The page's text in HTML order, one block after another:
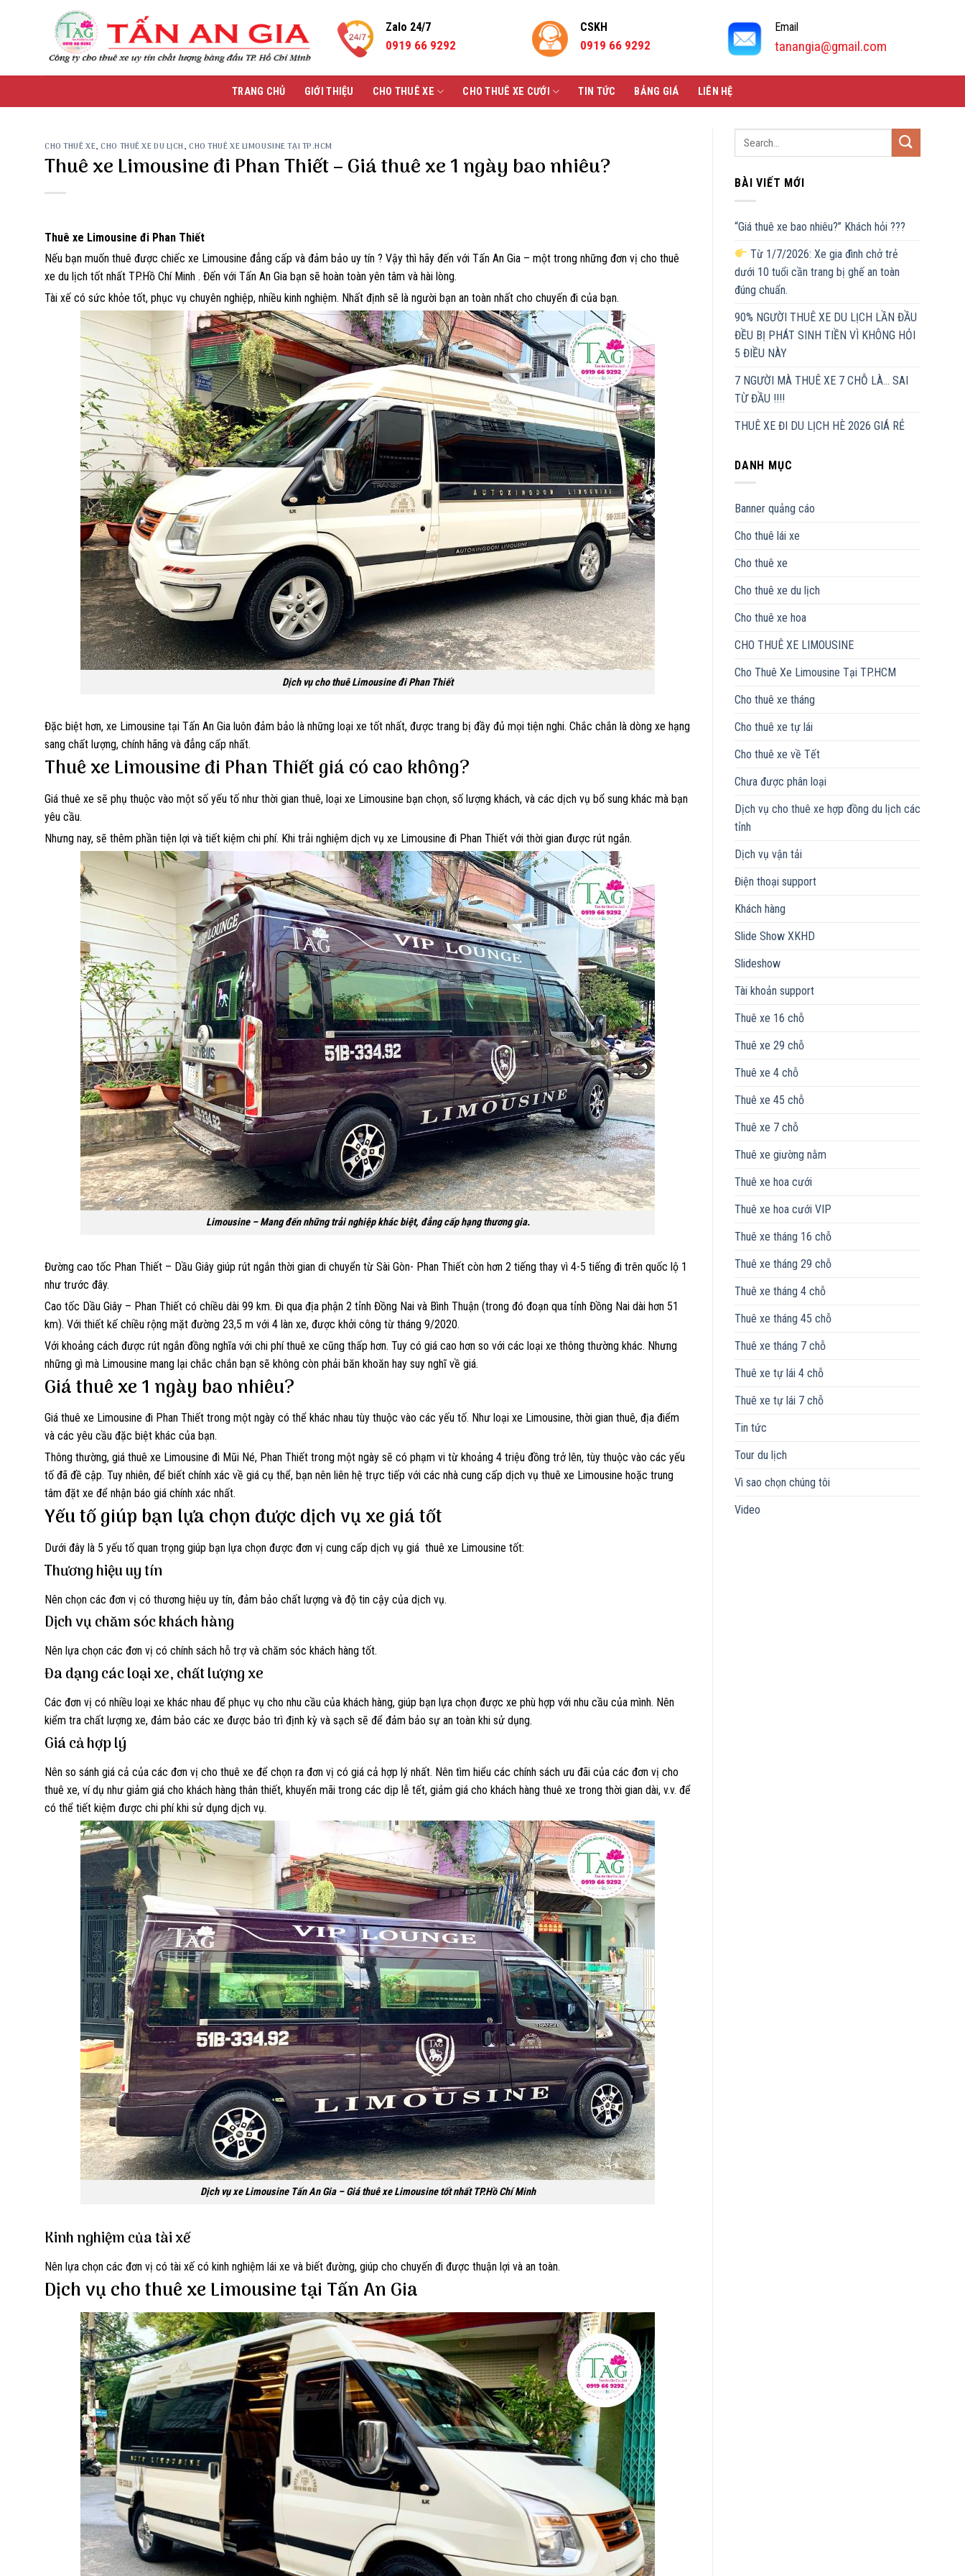
Zalo 24/7
0919 66 9292
CSKH
0919 66 9292
Email
tanangia@gmail.com
TRANG CHỦ GIỚI THIỆU CHO THUÊ XE CHO THUÊ XE CƯỚI TIN TỨC BẢNG GIÁ LIÊN HỆ
CHO THUÊ XE,CHO THUÊ XE DU LỊCH,CHO THUÊ XE LIMOUSINE TẠI TP.HCM
Thuê xe Limousine đi Phan Thiết – Giá thuê xe 1 ngày bao nhiêu?
Thuê xe Limousine đi Phan Thiết
Nếu bạn muốn thuê được chiếc xe Limousine đẳng cấp và đảm bảo uy tín ? Vậy thì hãy đến với Tấn An Gia – một trong những đơn vị cho thuê
xe du lịch tốt nhất TP.Hồ Chí Minh . Đến với Tấn An Gia bạn sẽ hoàn toàn yên tâm và hài lòng.
Tài xế có sức khỏe tốt, phục vụ chuyên nghiệp, nhiều kinh nghiệm. Nhất định sẽ là người bạn an toàn nhất cho chuyến đi của bạn.
Dịch vụ cho thuê Limousine đi Phan Thiết
Đặc biệt hơn, xe Limousine tại Tấn An Gia luôn đảm bảo là những loại xe tốt nhất, được trang bị đầy đủ mọi tiện nghi. Chắc chắn là dòng xe hạng
sang chất lượng, chính hãng và đẳng cấp nhất.
Thuê xe Limousine đi Phan Thiết giá có cao không?
Giá thuê xe sẽ phụ thuộc vào một số yếu tố như thời gian thuê, loại xe Limousine bạn chọn, số lượng khách, và các dịch vụ bổ sung khác mà bạn
yêu cầu.
Nhưng nay, sẽ thêm phần tiện lợi và tiết kiệm chi phí. Khi trải nghiệm dịch vụ xe Limousine đi Phan Thiết với thời gian được rút ngắn.
Limousine – Mang đến những trải nghiệp khác biệt, đẳng cấp hạng thương gia.
Đường cao tốc Phan Thiết – Dầu Giây giúp rút ngắn thời gian di chuyển từ Sài Gòn- Phan Thiết còn hơn 2 tiếng thay vì 4-5 tiếng đi trên quốc lộ 1
như trước đây.
Cao tốc Dầu Giây – Phan Thiết có chiều dài 99 km. Đi qua địa phận 2 tỉnh Đồng Nai và Bình Thuận (trong đó đoạn qua tỉnh Đồng Nai dài hơn 51
km). Với thiết kế chiều rộng mặt đường 23,5 m với 4 làn xe, được khởi công từ tháng 9/2020.
Với khoảng cách được rút ngắn đồng nghĩa với chi phí thuê xe cũng thấp hơn. Tuy có giá cao hơn so với các loại xe thông thường khác. Nhưng
những gì mà Limousine mang lại chắc chắn bạn sẽ không còn phải băn khoăn hay suy nghĩ về giá.
Giá thuê xe 1 ngày bao nhiêu?
Giá thuê xe Limousine đi Phan Thiết trong một ngày có thể khác nhau tùy thuộc vào các yếu tố. Như loại xe Limousine, thời gian thuê, địa điểm
và các yêu cầu đặc biệt khác của bạn.
Thông thường, giá thuê xe Limousine đi Mũi Né, Phan Thiết trong một ngày sẽ có phạm vi từ khoảng 4 triệu đồng trở lên, tùy thuộc vào các yếu
tố đã đề cập. Tuy nhiên, để biết chính xác về giá cụ thể, bạn nên liên hệ trực tiếp với các nhà cung cấp dịch vụ thuê xe Limousine hoặc trung
tâm đặt xe để nhận báo giá chính xác nhất.
Yếu tố giúp bạn lựa chọn được dịch vụ xe giá tốt
Dưới đây là 5 yếu tố quan trọng giúp bạn lựa chọn được đơn vị cung cấp dịch vụ giá thuê xe Limousine tốt:
Thương hiệu uy tín
Nên chọn các đơn vị có thương hiệu uy tín, đảm bảo chất lượng và độ tin cậy của dịch vụ.
Dịch vụ chăm sóc khách hàng
Nên lựa chọn các đơn vị có chính sách hỗ trợ và chăm sóc khách hàng tốt.
Đa dạng các loại xe, chất lượng xe
Các đơn vị có nhiều loại xe khác nhau để phục vụ cho nhu cầu của khách hàng, giúp bạn lựa chọn được xe phù hợp với nhu cầu của mình. Nên
kiểm tra chất lượng xe, đảm bảo các xe được bảo trì định kỳ và sạch sẽ để đảm bảo sự an toàn khi sử dụng.
Giá cả hợp lý
Nên so sánh giá cả của các đơn vị cho thuê xe để chọn ra đơn vị có giá cả hợp lý nhất. Nên tìm hiểu các chính sách ưu đãi của các đơn vị cho
thuê xe, ví dụ như giảm giá cho khách hàng thân thiết, khuyến mãi trong các dịp lễ tết, giảm giá cho khách hàng thuê xe trong thời gian dài, v.v. để
có thể tiết kiệm được chi phí khi sử dụng dịch vụ.
Dịch vụ xe Limousine Tấn An Gia – Giá thuê xe Limousine tốt nhất TP.Hồ Chí Minh
Kinh nghiệm của tài xế
Nên lựa chọn các đơn vị có tài xế có kinh nghiệm lái xe và biết đường, giúp cho chuyến đi được thuận lợi và an toàn.
Dịch vụ cho thuê xe Limousine tại Tấn An Gia
BÀI VIẾT MỚI
“Giá thuê xe bao nhiêu?” Khách hỏi ???
Từ 1/7/2026: Xe gia đình chở trẻ
dưới 10 tuổi cần trang bị ghế an toàn
đúng chuẩn.
90% NGƯỜI THUÊ XE DU LỊCH LẦN ĐẦU
ĐỀU BỊ PHÁT SINH TIỀN VÌ KHÔNG HỎI
5 ĐIỀU NÀY
7 NGƯỜI MÀ THUÊ XE 7 CHỖ LÀ… SAI
TỪ ĐẦU !!!!
THUÊ XE ĐI DU LỊCH HÈ 2026 GIÁ RẺ
DANH MỤC
Banner quảng cáo
Cho thuê lái xe
Cho thuê xe
Cho thuê xe du lịch
Cho thuê xe hoa
CHO THUÊ XE LIMOUSINE
Cho Thuê Xe Limousine Tại TP.HCM
Cho thuê xe tháng
Cho thuê xe tự lái
Cho thuê xe về Tết
Chưa được phân loại
Dịch vụ cho thuê xe hợp đồng du lịch các
tỉnh
Dịch vụ vận tải
Điện thoại support
Khách hàng
Slide Show XKHD
Slideshow
Tài khoản support
Thuê xe 16 chỗ
Thuê xe 29 chỗ
Thuê xe 4 chỗ
Thuê xe 45 chỗ
Thuê xe 7 chỗ
Thuê xe giường nằm
Thuê xe hoa cưới
Thuê xe hoa cưới VIP
Thuê xe tháng 16 chỗ
Thuê xe tháng 29 chỗ
Thuê xe tháng 4 chỗ
Thuê xe tháng 45 chỗ
Thuê xe tháng 7 chỗ
Thuê xe tự lái 4 chỗ
Thuê xe tự lái 7 chỗ
Tin tức
Tour du lịch
Vì sao chọn chúng tôi
Video